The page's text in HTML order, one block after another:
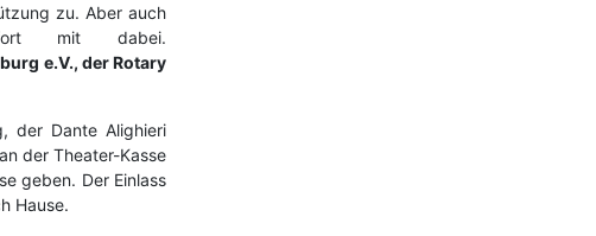
zu. Aber auch
mit dabei.
e.V., der Rotary
der Dante Alighieri
der Theater-Kasse
geben. Der Einlass
Hause.